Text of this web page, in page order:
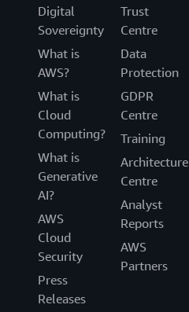
Digital
Sovereignty
What is
AWS?
What is
Cloud
Computing?
What is
Generative
AI?
AWS
Cloud
Security
Press
Releases
Trust
Centre
Data
Protection
GDPR
Centre
Training
Architecture
Centre
Analyst
Reports
AWS
Partners